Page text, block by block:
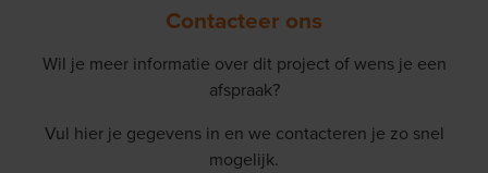
Contacteer ons
Wil je meer informatie over dit project of wens je een
afspraak?
Vul hier je gegevens in en we contacteren je zo snel
mogelijk.